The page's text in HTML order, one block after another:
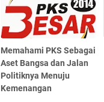
Memahami PKS Sebagai
Aset Bangsa dan Jalan
Politiknya Menuju
Kemenangan